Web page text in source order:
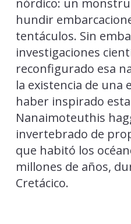
hundir
tentáculos. Sin
investigaciones
reconfigurado esa
la existencia de una
haber inspirado
Nanaimoteuthis
invertebrado de
que habitó los
millones de años,
Cretácico.